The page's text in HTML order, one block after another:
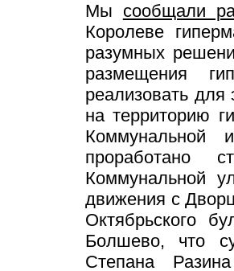
Мы сообщали
Королеве
разумных
размещения
реализовать
на территорию
Коммунальной
проработано
Коммунальной
движения с
Октябрьского
Болшево, что
Степана